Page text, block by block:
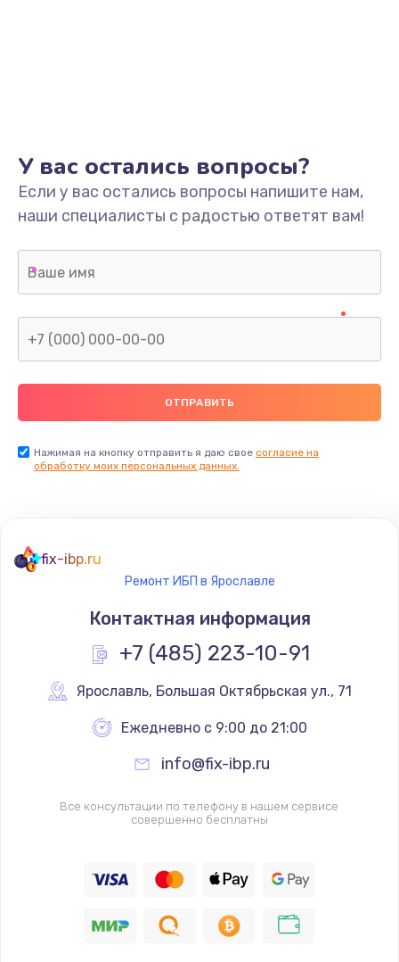
У вас остались вопросы?
Если у вас остались вопросы напишите нам,
наши специалисты с радостью ответят вам!
Нажимая на кнопку отправить я даю свое согласие на
обработку моих персональных данных.
fix-ibp.ru
Ремонт ИБП в Ярославле
Контактная информация
+7 (485) 223-10-91
Ярославль, Большая Октябрьская ул., 71
Ежедневно с 9:00 до 21:00
info@fix-ibp.ru
Все консультации по телефону в нашем сервисе
совершенно бесплатны